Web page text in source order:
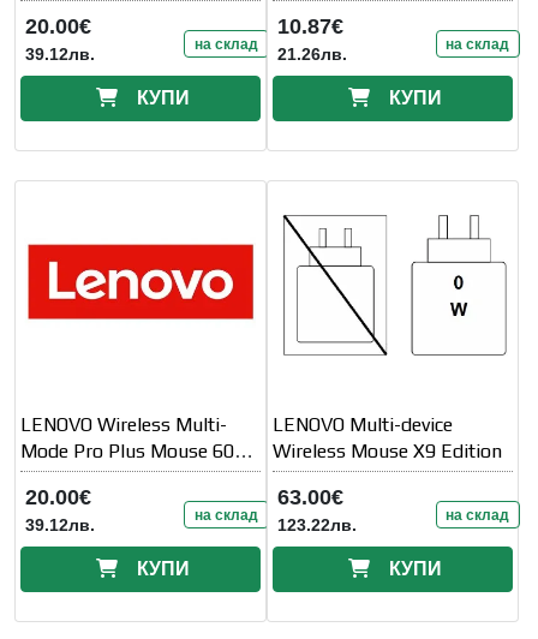
20.00€
39.12лв. на склад
КУПИ
10.87€
21.26лв. на склад
КУПИ
LENOVO Wireless Multi-
Mode Pro Plus Mouse 6050
Eclipse
20.00€
39.12лв. на склад
КУПИ
LENOVO Multi-device
Wireless Mouse X9 Edition
63.00€
123.22лв. на склад
КУПИ